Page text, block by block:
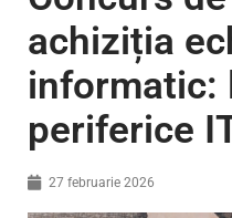
achiziția
informatic:
periferice
27 februarie 2026